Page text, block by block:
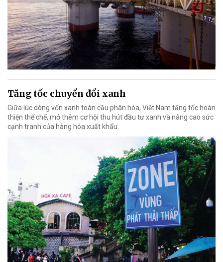
Tăng tốc chuyển đổi xanh
Giữa lúc dòng vốn xanh toàn cầu phân hóa, Việt Nam tăng tốc hoàn
thiện thể chế, mở thêm cơ hội thu hút đầu tư xanh và nâng cao sức
cạnh tranh của hàng hóa xuất khẩu.